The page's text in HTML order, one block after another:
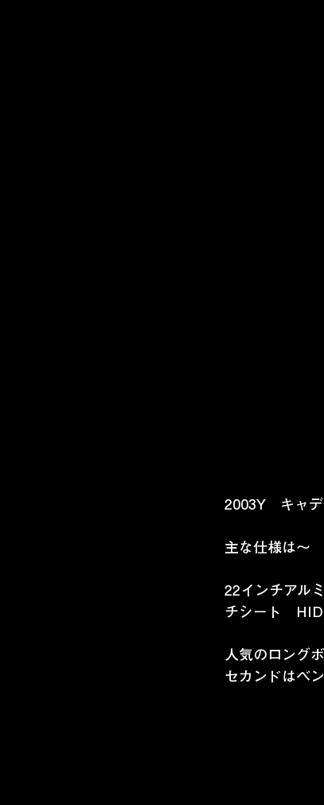
2003Y　キャ
主な仕様は～
22インチアル
チシート　
人気のロング
セカンドはベ